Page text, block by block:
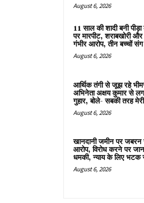
August 6, 2026
11 साल की शादी बनी
पर मारपीट, शराबखोरी
गंभीर आरोप, तीन बच्चों संग
August 6, 2026
आर्थिक तंगी से जूझ रहे
अभिनेता अक्षय कुमार से
गुहार, बोले- सबकी तरह
August 6, 2026
खानदानी जमीन पर जबरन
आरोप, विरोध करने पर
धमकी, न्याय के लिए भटक
August 6, 2026